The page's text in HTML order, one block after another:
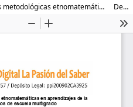
Efectos de estrategias metodológicas etnomatemáticas en aprendizajes de la multiplicación en alumnos de escuela multigrado Descargar